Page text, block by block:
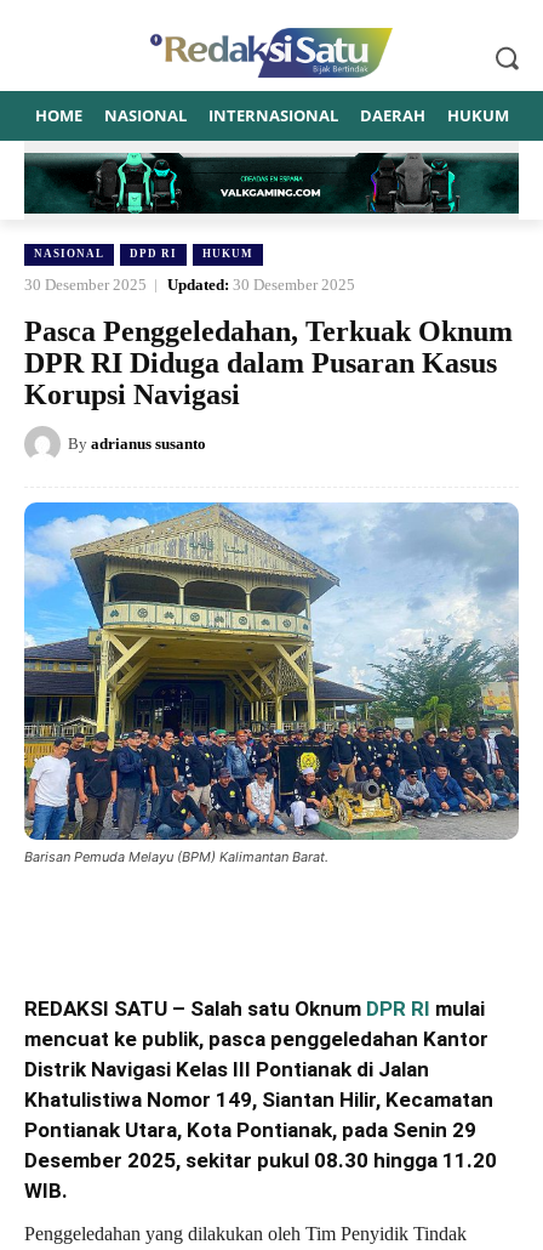
HOME NASIONAL INTERNASIONAL DAERAH HUKUM
NASIONAL DPD RI HUKUM
30 Desember 2025 Updated: 30 Desember 2025
Pasca Penggeledahan, Terkuak Oknum
DPR RI Diduga dalam Pusaran Kasus
Korupsi Navigasi
By adrianus susanto
Barisan Pemuda Melayu (BPM) Kalimantan Barat.
REDAKSI SATU – Salah satu Oknum DPR RI mulai
mencuat ke publik, pasca penggeledahan Kantor
Distrik Navigasi Kelas III Pontianak di Jalan
Khatulistiwa Nomor 149, Siantan Hilir, Kecamatan
Pontianak Utara, Kota Pontianak, pada Senin 29
Desember 2025, sekitar pukul 08.30 hingga 11.20
WIB.
Penggeledahan yang dilakukan oleh Tim Penyidik Tindak